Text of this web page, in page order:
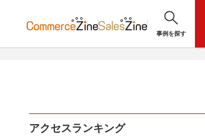
事例を探す
アクセスランキング